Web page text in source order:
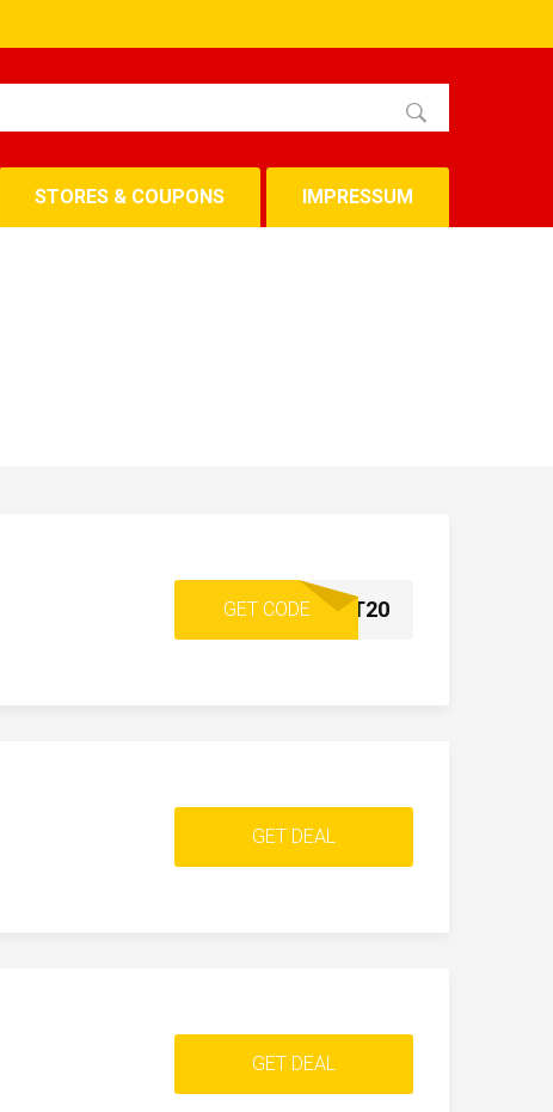
STORES & COUPONS IMPRESSUM
GET CODERABATT20
GET DEAL
GET DEAL